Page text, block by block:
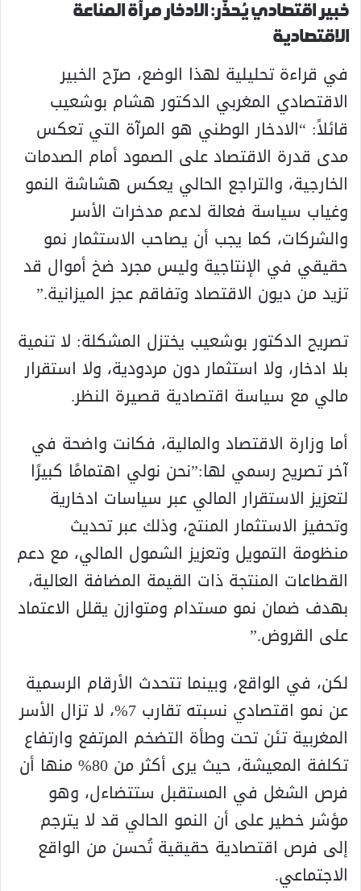
خبير اقتصادي يُحذّر: الادخار مرآة المناعة
الاقتصادية
في قراءة تحليلية لهذا الوضع، صرّح الخبير
الاقتصادي المغربي الدكتور هشام بوشعيب
قائلاً: “الادخار الوطني هو المرآة التي تعكس
مدى قدرة الاقتصاد على الصمود أمام الصدمات
الخارجية، والتراجع الحالي يعكس هشاشة النمو
وغياب سياسة فعالة لدعم مدخرات الأسر
والشركات، كما يجب أن يصاحب الاستثمار نمو
حقيقي في الإنتاجية وليس مجرد ضخ أموال قد
تزيد من ديون الاقتصاد وتفاقم عجز الميزانية.”
تصريح الدكتور بوشعيب يختزل المشكلة: لا تنمية
بلا ادخار، ولا استثمار دون مردودية، ولا استقرار
مالي مع سياسة اقتصادية قصيرة النظر.
أما وزارة الاقتصاد والمالية، فكانت واضحة في
آخر تصريح رسمي لها:”نحن نولي اهتمامًا كبيرًا
لتعزيز الاستقرار المالي عبر سياسات ادخارية
وتحفيز الاستثمار المنتج، وذلك عبر تحديث
منظومة التمويل وتعزيز الشمول المالي، مع دعم
القطاعات المنتجة ذات القيمة المضافة العالية،
بهدف ضمان نمو مستدام ومتوازن يقلل الاعتماد
على القروض.”
لكن، في الواقع، وبينما تتحدث الأرقام الرسمية
عن نمو اقتصادي نسبته تقارب 7%، لا تزال الأسر
المغربية تئن تحت وطأة التضخم المرتفع وارتفاع
تكلفة المعيشة، حيث يرى أكثر من 80% منها أن
فرص الشغل في المستقبل ستتضاءل، وهو
مؤشر خطير على أن النمو الحالي قد لا يترجم
إلى فرص اقتصادية حقيقية تُحسن من الواقع
الاجتماعي.